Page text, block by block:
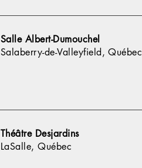
Salle Albert-Dumouchel
Salaberry-de-Valleyfield, Québec
Théâtre Desjardins
LaSalle, Québec